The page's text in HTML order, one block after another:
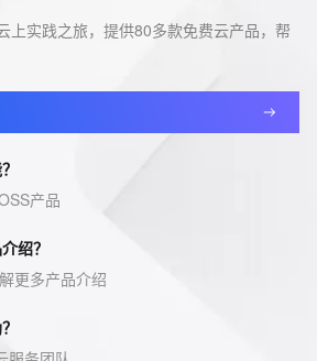
上实践之旅，提供80多款免费云产品，帮
产品
绍？
更多产品介绍